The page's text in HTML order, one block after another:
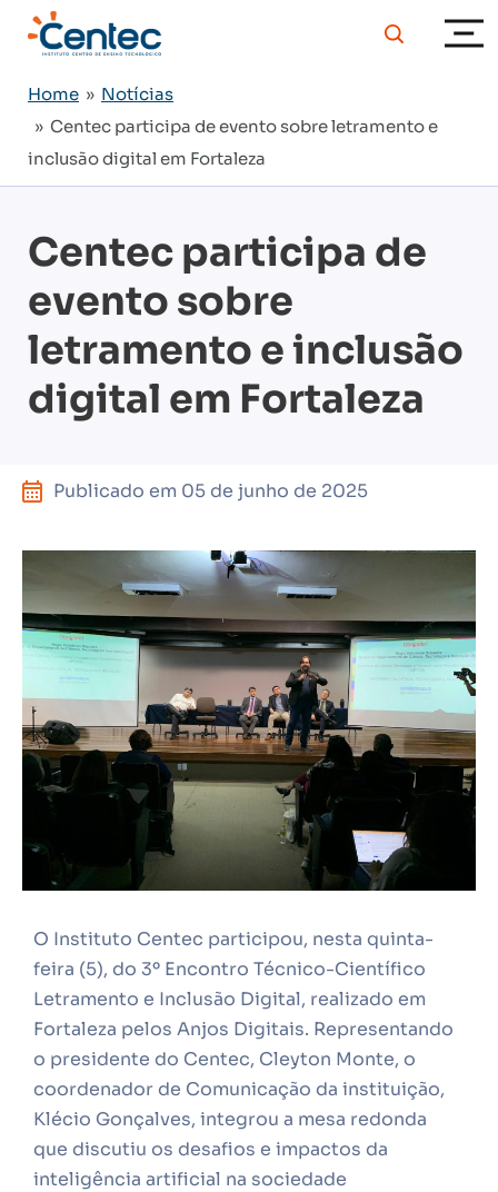
Home » Notícias
» Centec participa de evento sobre letramento e
inclusão digital em Fortaleza
Centec participa de
evento sobre
letramento e inclusão
digital em Fortaleza
Publicado em 05 de junho de 2025
O Instituto Centec participou, nesta quinta-
feira (5), do 3º Encontro Técnico-Científico
Letramento e Inclusão Digital, realizado em
Fortaleza pelos Anjos Digitais. Representando
o presidente do Centec, Cleyton Monte, o
coordenador de Comunicação da instituição,
Klécio Gonçalves, integrou a mesa redonda
que discutiu os desafios e impactos da
inteligência artificial na sociedade